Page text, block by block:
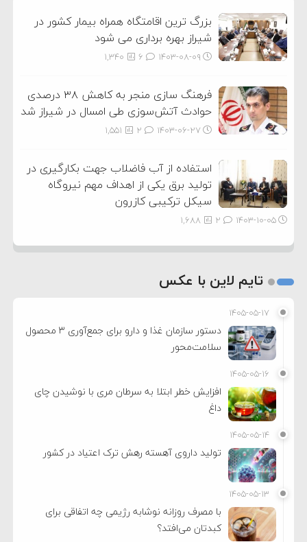
بزرگ ترین اقامتگاه همراه بیمار کشور در
شیراز بهره برداری می شود
۱۴۰۳-۰۸-۰۹ 1,340
فرهنگ سازی منجر به کاهش ۳۸ درصدی
حوادث آتش‌سوزی طی امسال در شیراز شد
۱۴۰۳-۰۶-۲۷ 1,551
استفاده از آب فاضلاب جهت بکارگیری در
تولید برق یکی از اهداف مهم نیروگاه
سیکل ترکیبی کازرون
۱۴۰۳-۱۰-۰۵ 1,688
تایم لاین با عکس
۱۴۰۵-۰۵-۱۷
دستور سازمان غذا و دارو برای جمع‌آوری ۳ محصول
سلامت‌محور
۱۴۰۵-۰۵-۱۶
افزایش خطر ابتلا به سرطان مری با نوشیدن چای
داغ
۱۴۰۵-۰۵-۱۴
تولید داروی آهسته رهش ترک اعتیاد در کشور
۱۴۰۵-۰۵-۱۳
با مصرف روزانه نوشابه رژیمی چه اتفاقی برای
کبدتان می‌افتد؟